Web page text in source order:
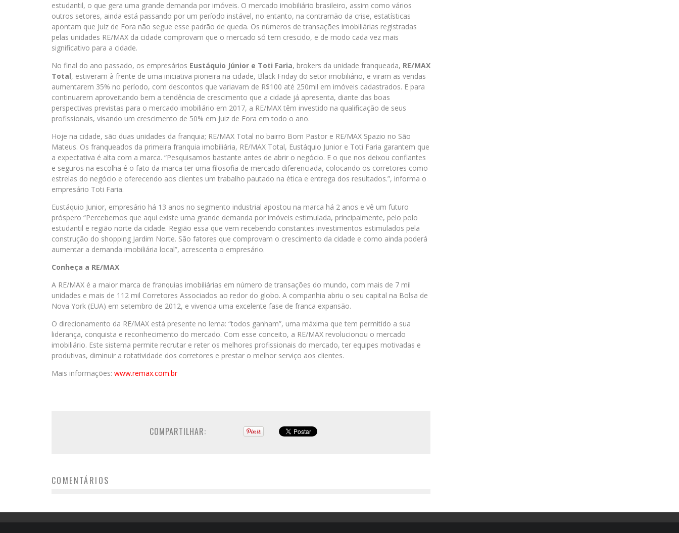
estudantil, o que gera uma grande demanda por imóveis. O mercado imobiliário brasileiro, assim como vários
outros setores, ainda está passando por um período instável, no entanto, na contramão da crise, estatísticas
apontam que Juiz de Fora não segue esse padrão de queda. Os números de transações imobiliárias registradas
pelas unidades RE/MAX da cidade comprovam que o mercado só tem crescido, e de modo cada vez mais
significativo para a cidade.
No final do ano passado, os empresários Eustáquio Júnior e Toti Faria, brokers da unidade franqueada, RE/MAX
Total, estiveram à frente de uma iniciativa pioneira na cidade, Black Friday do setor imobiliário, e viram as vendas
aumentarem 35% no período, com descontos que variavam de R$100 até 250mil em imóveis cadastrados. E para
continuarem aproveitando bem a tendência de crescimento que a cidade já apresenta, diante das boas
perspectivas previstas para o mercado imobiliário em 2017, a RE/MAX têm investido na qualificação de seus
profissionais, visando um crescimento de 50% em Juiz de Fora em todo o ano.
Hoje na cidade, são duas unidades da franquia; RE/MAX Total no bairro Bom Pastor e RE/MAX Spazio no São
Mateus. Os franqueados da primeira franquia imobiliária, RE/MAX Total, Eustáquio Junior e Toti Faria garantem que
a expectativa é alta com a marca. “Pesquisamos bastante antes de abrir o negócio. E o que nos deixou confiantes
e seguros na escolha é o fato da marca ter uma filosofia de mercado diferenciada, colocando os corretores como
estrelas do negócio e oferecendo aos clientes um trabalho pautado na ética e entrega dos resultados.”, informa o
empresário Toti Faria.
Eustáquio Junior, empresário há 13 anos no segmento industrial apostou na marca há 2 anos e vê um futuro
próspero “Percebemos que aqui existe uma grande demanda por imóveis estimulada, principalmente, pelo polo
estudantil e região norte da cidade. Região essa que vem recebendo constantes investimentos estimulados pela
construção do shopping Jardim Norte. São fatores que comprovam o crescimento da cidade e como ainda poderá
aumentar a demanda imobiliária local”, acrescenta o empresário.
Conheça a RE/MAX
A RE/MAX é a maior marca de franquias imobiliárias em número de transações do mundo, com mais de 7 mil
unidades e mais de 112 mil Corretores Associados ao redor do globo. A companhia abriu o seu capital na Bolsa de
Nova York (EUA) em setembro de 2012, e vivencia uma excelente fase de franca expansão.
O direcionamento da RE/MAX está presente no lema: “todos ganham”, uma máxima que tem permitido a sua
liderança, conquista e reconhecimento do mercado. Com esse conceito, a RE/MAX revolucionou o mercado
imobiliário. Este sistema permite recrutar e reter os melhores profissionais do mercado, ter equipes motivadas e
produtivas, diminuir a rotatividade dos corretores e prestar o melhor serviço aos clientes.
Mais informações: www.remax.com.br
COMPARTILHAR:
COMENTÁRIOS